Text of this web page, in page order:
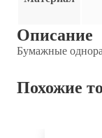
Описание
Бумажные
Похожие